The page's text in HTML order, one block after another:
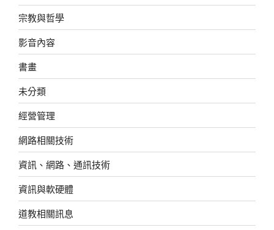
宗教與哲學
影音內容
書畫
未分類
經營管理
網路相關技術
資訊、網路、通訊技術
資訊與軟硬體
道教相關訊息